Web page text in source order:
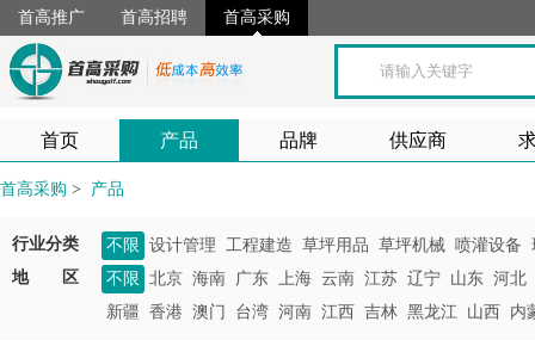
首高推广 首高招聘 首高采购
首页 产品 品牌 供应商
首高采购 > 产品
行业分类 不限 设计管理 工程建造 草坪用品 草坪机械 喷灌设备
地 区
不限 北京 海南 广东 上海 云南 江苏 辽宁 山东 河北
新疆 香港 澳门 台湾 河南 江西 吉林 黑龙江 山西 内